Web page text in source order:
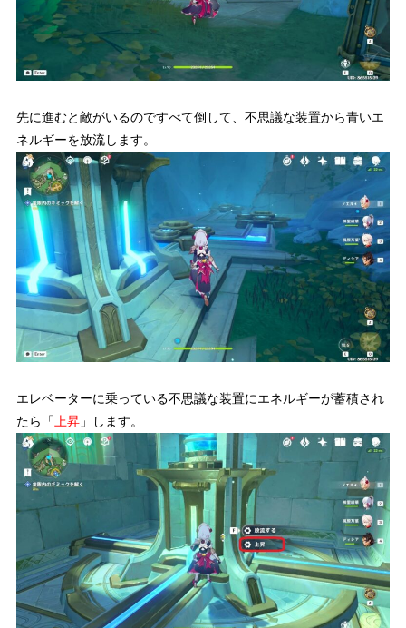
先に進むと敵がいるのですべて倒して、不思議な装置から青いエ
ネルギーを放流します。
エレベーターに乗っている不思議な装置にエネルギーが蓄積され
たら「 上昇」します。